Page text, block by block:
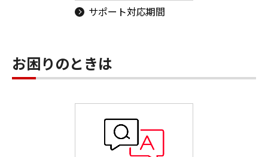
サポート対応期間
お困りのときは